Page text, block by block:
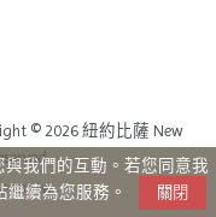
© 2026 紐約比薩 New
與我們的互動。若您同意我
繼續為您服務。